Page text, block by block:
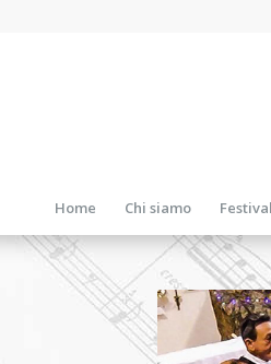
Home Chi siamo Festival